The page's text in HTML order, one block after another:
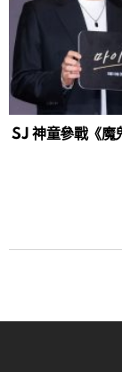
SJ 神童參戰《魔